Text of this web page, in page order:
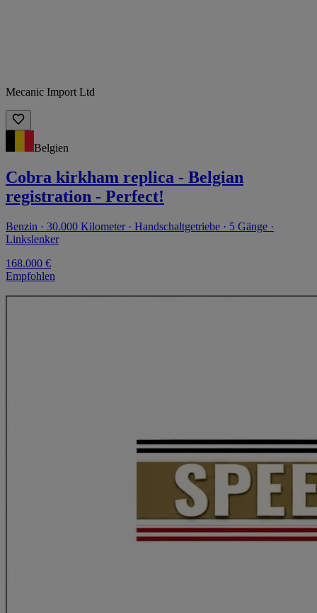
Mecanic Import Ltd
Belgien
Cobra kirkham replica - Belgian
registration - Perfect!
Benzin · 30.000 Kilometer · Handschaltgetriebe · 5 Gänge ·
Linkslenker
168.000 €
Empfohlen